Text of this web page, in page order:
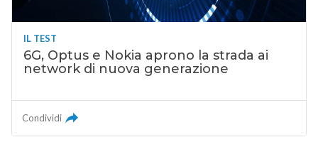
IL TEST
6G, Optus e Nokia aprono la strada ai
network di nuova generazione
Condividi